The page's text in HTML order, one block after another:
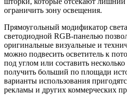
ограничить зону освещения.
Прямоугольный модификатор
светодиодной RGB-панелью
оригинальные визуальные и
можно подвесить осветитель к
под углом или составить
получить больший по площади
варианты использования
рекламы и других коммерческих